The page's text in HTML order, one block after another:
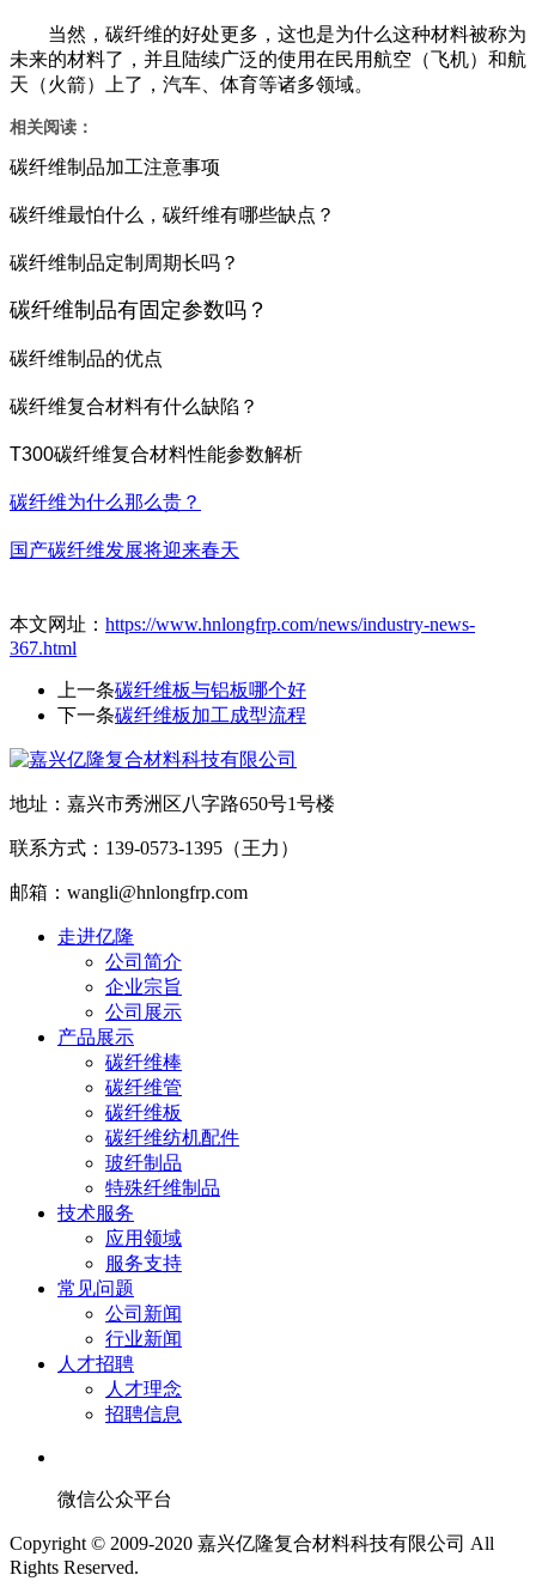
当然，碳纤维的好处更多，这也是为什么这种材料被称为
未来的材料了，并且陆续广泛的使用在民用航空（飞机）和航
天（火箭）上了，汽车、体育等诸多领域。
相关阅读：
碳纤维制品加工注意事项
碳纤维最怕什么，碳纤维有哪些缺点？
碳纤维制品定制周期长吗？
碳纤维制品有固定参数吗？
碳纤维制品的优点
碳纤维复合材料有什么缺陷？
T300碳纤维复合材料性能参数解析
碳纤维为什么那么贵？
国产碳纤维发展将迎来春天
本文网址： https://www.hnlongfrp.com/news/industry-news-
367.html
上一条碳纤维板与铝板哪个好
下一条碳纤维板加工成型流程
地址：嘉兴市秀洲区八字路650号1号楼
联系方式：139-0573-1395（王力）
邮箱：wangli@hnlongfrp.com
走进亿隆
公司简介
企业宗旨
公司展示
产品展示
碳纤维棒
碳纤维管
碳纤维板
碳纤维纺机配件
玻纤制品
特殊纤维制品
技术服务
应用领域
服务支持
常见问题
公司新闻
行业新闻
人才招聘
人才理念
招聘信息
微信公众平台
Copyright © 2009-2020 嘉兴亿隆复合材料科技有限公司 All
Rights Reserved.